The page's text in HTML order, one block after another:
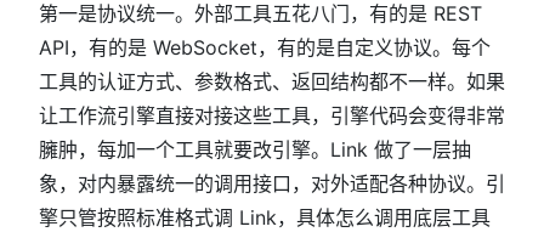
第一是协议统一。外部工具五花八门，有的是 REST
API，有的是 WebSocket，有的是自定义协议。每个
工具的认证方式、参数格式、返回结构都不一样。如果
让工作流引擎直接对接这些工具，引擎代码会变得非常
臃肿，每加一个工具就要改引擎。Link 做了一层抽
象，对内暴露统一的调用接口，对外适配各种协议。引
擎只管按照标准格式调 Link，具体怎么调用底层工具